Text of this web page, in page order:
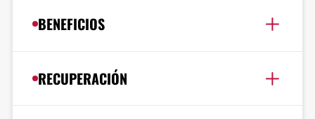
BENEFICIOS
RECUPERACIÓN